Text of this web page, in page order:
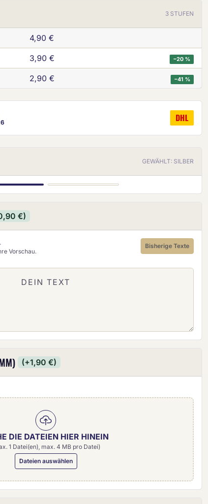
eine ungefähre Vorschau.
3 STUFEN
4,90 €
3,90 € −20 %
2,90 € −41 %
DHL
GEWÄHLT: SILBER
BRONZE
€)
Vorschau.
Bisherige Texte
(+1,90 €)
DIE DATEIEN HIER HINEIN
1 Datei(en), max. 4 MB pro Datei)
Dateien auswählen